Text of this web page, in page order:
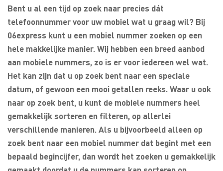
Bent u al een tijd op zoek naar precies dát
telefoonnummer voor uw mobiel wat u graag wil? Bij
06express kunt u een mobiel nummer zoeken op een
hele makkelijke manier. Wij hebben een breed aanbod
aan mobiele nummers, zo is er voor iedereen wel wat.
Het kan zijn dat u op zoek bent naar een speciale
datum, of gewoon een mooi getallen reeks. Waar u ook
naar op zoek bent, u kunt de mobiele nummers heel
gemakkelijk sorteren en filteren, op allerlei
verschillende manieren. Als u bijvoorbeeld alleen op
zoek bent naar een mobiel nummer dat begint met een
bepaald begincijfer, dan wordt het zoeken u gemakkelijk